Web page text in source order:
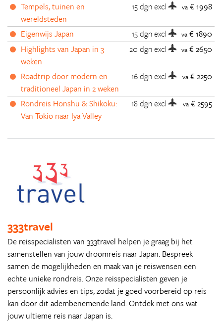
Tempels, tuinen en
wereldsteden
15 dgnexcl va € 1998
Eigenwijs Japan 15 dgnexcl va € 1890
Highlights van Japan in 3
weken
20 dgnexcl va € 2650
Roadtrip door modern en
traditioneel Japan in 2 weken
16 dgnexcl va € 2250
Rondreis Honshu & Shikoku:
Van Tokio naar Iya Valley
18 dgnexcl va € 2595
333travel
De reisspecialisten van 333travel helpen je graag bij het
samenstellen van jouw droomreis naar Japan. Bespreek
samen de mogelijkheden en maak van je reiswensen een
echte unieke rondreis. Onze reisspecialisten geven je
persoonlijk advies en tips, zodat je goed voorbereid op reis
kan door dit adembenemende land. Ontdek met ons wat
jouw ultieme reis naar Japan is.